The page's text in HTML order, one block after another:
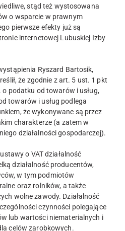
stąd też wystosowana
o wsparcie w prawnym
pierwsze efekty już są
internetowej Lubuskiej Izby
Ryszard Bartosik,
że zgodnie z art. 5 ust. 1 pkt
podatku od towarów i usług,
towarów i usług podlega
że wykonywane są przez
charakterze (a zatem w
działalności gospodarczej).
o VAT działalność
działalność producentów,
w tym podmiotów
oraz rolników, a także
wolne zawody. Działalność
czynności polegające
lub wartości niematerialnych i
celów zarobkowych.